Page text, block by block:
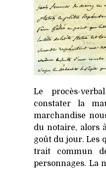
Le procès-
constater la
marchandise
du notaire, alors
goût du jour. Les
trait commun
personnages. La